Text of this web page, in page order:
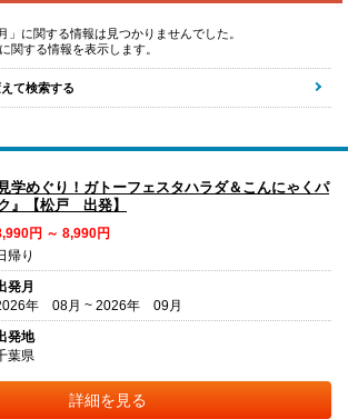
」に関する情報は見つかりませんでした。
関する情報を表示します。
て検索する
学めぐり！ガトーフェスタハラダ＆こんにゃくパ
』【松戸 出発】
円 ～ 8,990円
帰り
発月
年 08月 ~ 2026年 09月
発地
葉県
詳細を見る